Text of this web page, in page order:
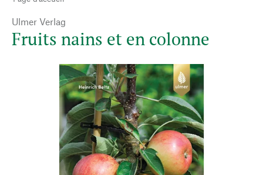
Ulmer Verlag
Fruits nains et en colonne